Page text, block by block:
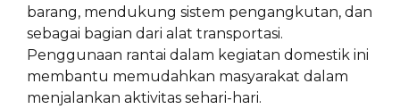
barang, mendukung sistem pengangkutan, dan
sebagai bagian dari alat transportasi.
Penggunaan rantai dalam kegiatan domestik ini
membantu memudahkan masyarakat dalam
menjalankan aktivitas sehari-hari.